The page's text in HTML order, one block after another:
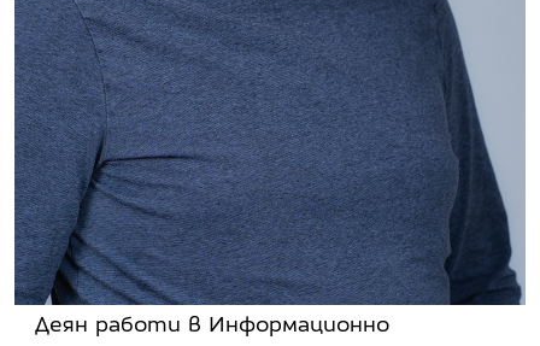
Деян работи в Информационно